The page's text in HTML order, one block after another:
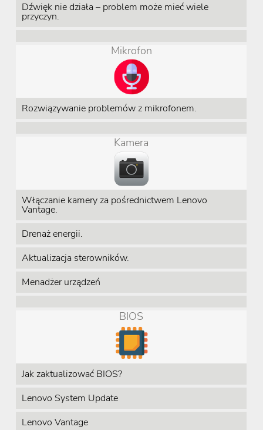
Dźwięk nie działa – problem może mieć wiele
przyczyn.
Mikrofon
Rozwiązywanie problemów z mikrofonem.
Kamera
Włączanie kamery za pośrednictwem Lenovo
Vantage.
Drenaż energii.
Aktualizacja sterowników.
Menadżer urządzeń
BIOS
Jak zaktualizować BIOS?
Lenovo System Update
Lenovo Vantage